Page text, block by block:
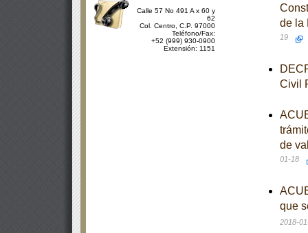
Calle 57 No 491 A x 60 y
62
Col. Centro, C.P. 97000
Teléfono/Fax:
+52 (999) 930-0900
Extensión: 1151
de la
19
Civil
de
01-18
que
2018-